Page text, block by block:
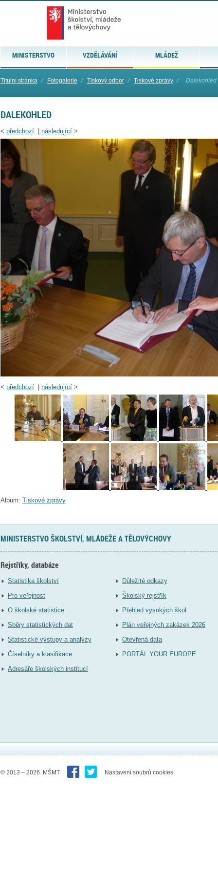
MINISTERSTVO VZDĚLÁVÁNÍ MLÁDEŽ
Titulní stránka ⁄ Fotogalerie ⁄ Tiskový odbor ⁄ Tiskové zprávy ⁄ Dalekohled
DALEKOHLED
< předchozí| následující>
< předchozí| následující>
Album: Tiskové zprávy
MINISTERSTVO ŠKOLSTVÍ, MLÁDEŽE A TĚLOVÝCHOVY
Rejstříky, databáze
Statistika školství
Pro veřejnost
O školské statistice
Sběry statistických dat
Statistické výstupy a analýzy
Číselníky a klasifikace
Adresáře školských institucí
Důležité odkazy
Školský rejstřík
Přehled vysokých škol
Plán veřejných zakázek 2026
Otevřená data
PORTÁL YOUR EUROPE
© 2013 – 2026 MŠMT Nastavení soubrů cookies